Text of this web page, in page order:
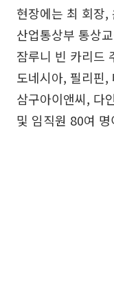
현장에는 최 회장,
산업통상부 통상
잠루니 빈 카리드
도네시아, 필리핀
삼구아이앤씨, 다
및 임직원 80여